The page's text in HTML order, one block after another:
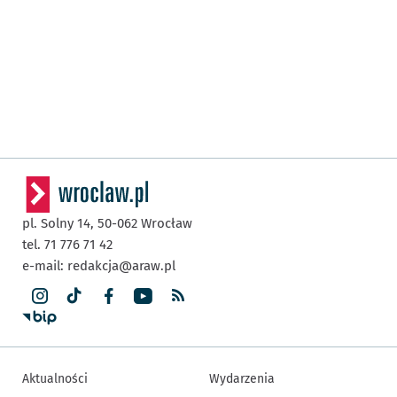
pl. Solny 14, 50-062 Wrocław
tel. 71 776 71 42
e-mail: redakcja@araw.pl
Aktualności Wydarzenia